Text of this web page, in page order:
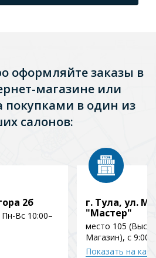
оформляйте заказы в
магазине или
покупками в один из
салонов:
2б
Вс 10:00–
г. Тула, ул.
"Мастер"
место 105
Магазин), с 9:00
Показать на